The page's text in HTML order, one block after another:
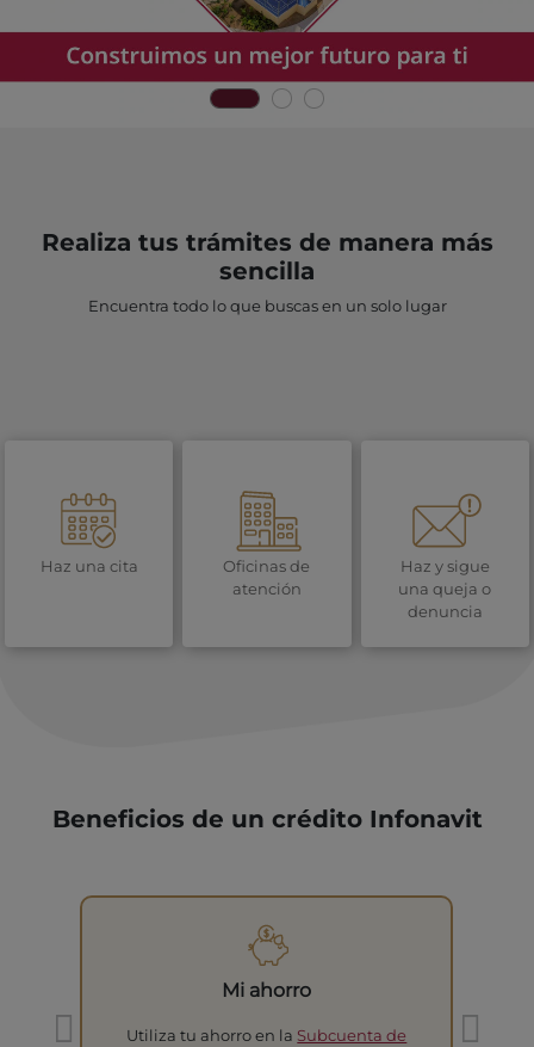
Realiza tus trámites de manera más
sencilla
Encuentra todo lo que buscas en un solo lugar
Haz una cita
Oficinas de
atención
Haz y sigue
una queja o
denuncia
Beneficios de un crédito Infonavit
Mi ahorro
Utiliza tu ahorro en la Subcuenta de